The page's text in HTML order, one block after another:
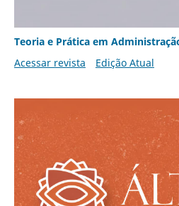
Teoria e Prática em
Acessar revista
Edição Atual